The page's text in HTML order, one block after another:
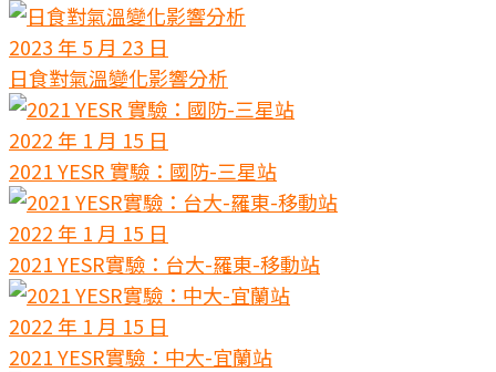
2023 年 5 月 23 日
日食對氣溫變化影響分析
2022 年 1 月 15 日
2021 YESR 實驗：國防-三星站
2022 年 1 月 15 日
2021 YESR實驗：台大-羅東-移動站
2022 年 1 月 15 日
2021 YESR實驗：中大-宜蘭站